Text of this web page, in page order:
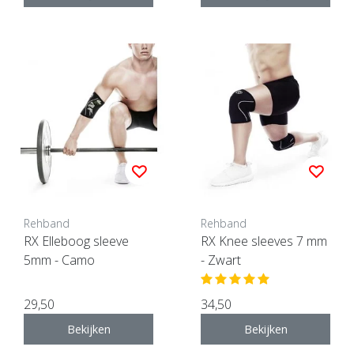
Rehband
RX Elleboog sleeve
5mm - Camo
29,50
Bekijken
Rehband
RX Knee sleeves 7 mm
- Zwart
34,50
Bekijken